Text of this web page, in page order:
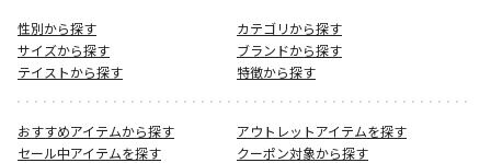
性別から探す
カテゴリから探す
サイズから探す
ブランドから探す
テイストから探す
特徴から探す
おすすめアイテムから探す
アウトレットアイテムを探す
セール中アイテムを探す
クーポン対象から探す